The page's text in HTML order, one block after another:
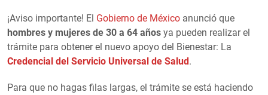
¡Aviso importante! El Gobierno de México anunció que
hombres y mujeres de 30 a 64 años ya pueden realizar el
trámite para obtener el nuevo apoyo del Bienestar: La
Credencial del Servicio Universal de Salud.
Para que no hagas filas largas, el trámite se está haciendo